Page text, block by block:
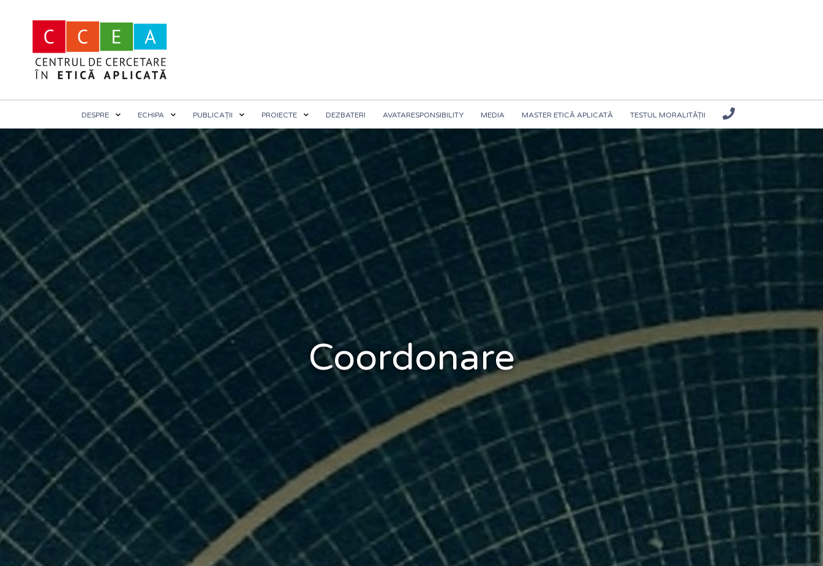
DESPRE ECHIPA PUBLICAȚII PROIECTE DEZBATERI AVATARESPONSIBILITY MEDIA MASTER ETICĂ APLICATĂ TESTUL MORALITĂȚII
Coordonare